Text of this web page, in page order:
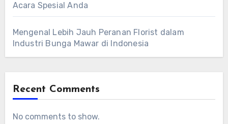
Acara Spesial Anda
Mengenal Lebih Jauh Peranan Florist dalam
Industri Bunga Mawar di Indonesia
Recent Comments
No comments to show.